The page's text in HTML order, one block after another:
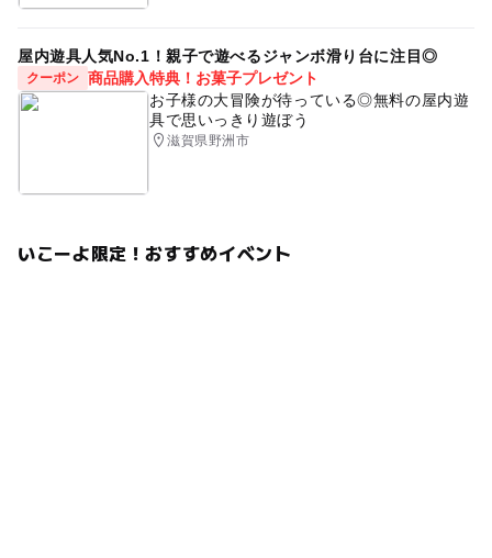
屋内遊具人気No.1！親子で遊べるジャンボ滑り台に注目◎
クーポン 商品購入特典！お菓子プレゼント
お子様の大冒険が待っている◎無料の屋内遊
具で思いっきり遊ぼう
滋賀県野洲市
いこーよ限定！おすすめイベント